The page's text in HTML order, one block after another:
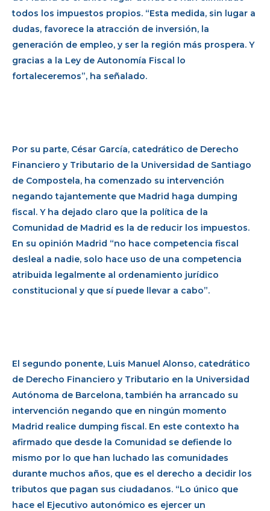
todos los impuestos propios. “Esta medida, sin lugar a
dudas, favorece la atracción de inversión, la
generación de empleo, y ser la región más prospera. Y
gracias a la Ley de Autonomía Fiscal lo
fortaleceremos”, ha señalado.
Por su parte, César García, catedrático de Derecho
Financiero y Tributario de la Universidad de Santiago
de Compostela, ha comenzado su intervención
negando tajantemente que Madrid haga dumping
fiscal. Y ha dejado claro que la política de la
Comunidad de Madrid es la de reducir los impuestos.
En su opinión Madrid “no hace competencia fiscal
desleal a nadie, solo hace uso de una competencia
atribuida legalmente al ordenamiento jurídico
constitucional y que sí puede llevar a cabo”.
El segundo ponente, Luis Manuel Alonso, catedrático
de Derecho Financiero y Tributario en la Universidad
Autónoma de Barcelona, también ha arrancado su
intervención negando que en ningún momento
Madrid realice dumping fiscal. En este contexto ha
afirmado que desde la Comunidad se defiende lo
mismo por lo que han luchado las comunidades
durante muchos años, que es el derecho a decidir los
tributos que pagan sus ciudadanos. “Lo único que
hace el Ejecutivo autonómico es ejercer un